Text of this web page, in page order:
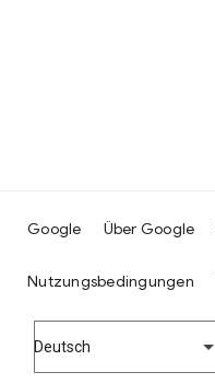
Google Über Google
Nutzungsbedingungen
Deutsch